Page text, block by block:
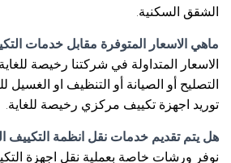
الشقق السكنية.
ماهي الاسعار المتوفرة مقابل خدمات
الاسعار المتداولة في شركتنا رخيصة
التصليح أو الصيانة أو التنظيف او الغسيل
توريد اجهزة تكييف مركزي رخيصة للغاية.
هل يتم تقديم خدمات نقل انظمة التكييف
نوفر ورشات خاصة بعملية نقل اجهزة